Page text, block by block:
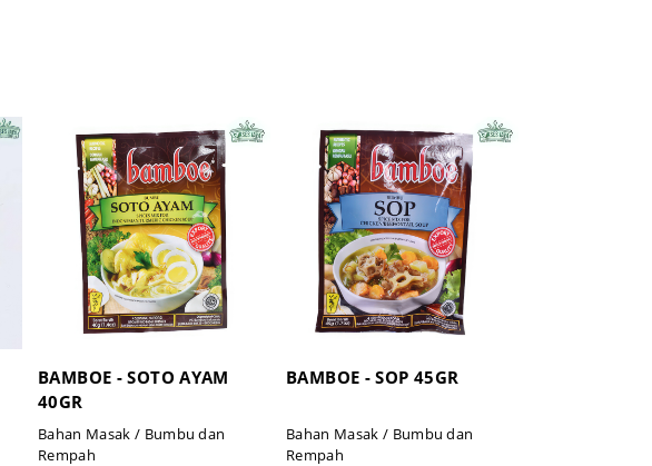
BAMBOE - SOTO AYAM
40GR
Bahan Masak / Bumbu dan
Rempah
BAMBOE - SOP 45GR
Bahan Masak / Bumbu dan
Rempah